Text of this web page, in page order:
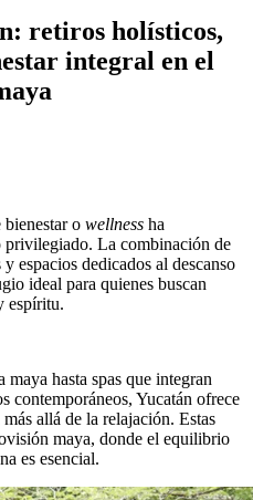
retiros holísticos,
integral en el
o wellness ha
privilegiado. La combinación de
espacios dedicados al descanso
ideal para quienes buscan
espíritu.
hasta spas que integran
contemporáneos, Yucatán ofrece
allá de la relajación. Estas
maya, donde el equilibrio
es esencial.